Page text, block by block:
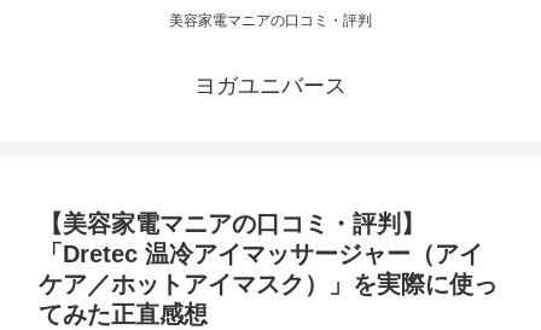
美容家電マニアの口コミ・評判
ヨガユニバース
【美容家電マニアの口コミ・評判】
「Dretec 温冷アイマッサージャー（アイ
ケア／ホットアイマスク）」を実際に使っ
てみた正直感想